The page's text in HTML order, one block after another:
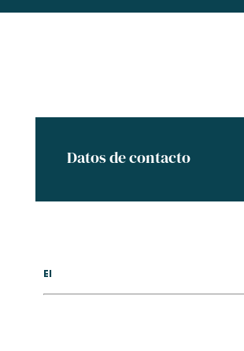
Datos de contacto
El